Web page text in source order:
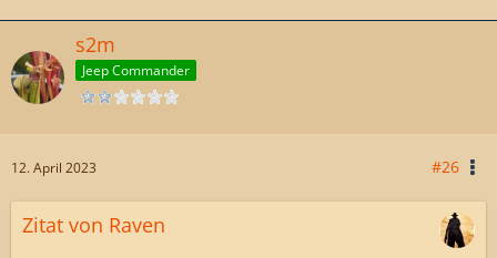
s2m
Jeep Commander
12. April 2023 #26
Zitat von Raven